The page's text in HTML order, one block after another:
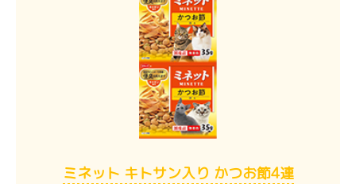
ミネット キトサン入り かつお節4連